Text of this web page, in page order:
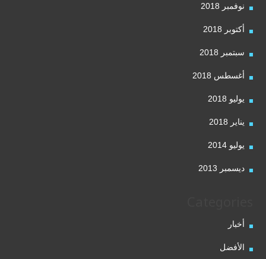
نوفمبر 2018
أكتوبر 2018
سبتمبر 2018
أغسطس 2018
يوليو 2018
يناير 2018
يوليو 2014
ديسمبر 2013
أخبار
الأفضل